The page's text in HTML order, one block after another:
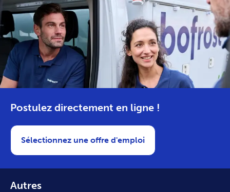
Autres
Postulez directement en ligne !
Sélectionnez une offre d'emploi